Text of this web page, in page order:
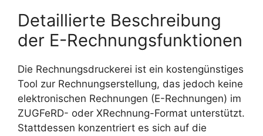
Detaillierte Beschreibung
der E-Rechnungsfunktionen
Die Rechnungsdruckerei ist ein kostengünstiges
Tool zur Rechnungserstellung, das jedoch keine
elektronischen Rechnungen (E-Rechnungen) im
ZUGFeRD- oder XRechnung-Format unterstützt.
Stattdessen konzentriert es sich auf die